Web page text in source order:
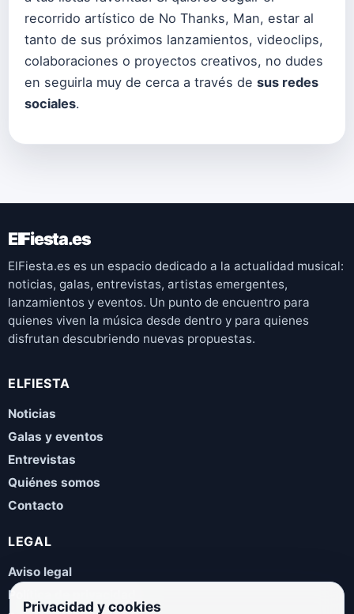
recorrido artístico de No Thanks, Man, estar al
tanto de sus próximos lanzamientos, videoclips,
colaboraciones o proyectos creativos, no dudes
en seguirla muy de cerca a través de sus redes
sociales.
ElFiesta.es
ElFiesta.es es un espacio dedicado a la actualidad musical:
noticias, galas, entrevistas, artistas emergentes,
lanzamientos y eventos. Un punto de encuentro para
quienes viven la música desde dentro y para quienes
disfrutan descubriendo nuevas propuestas.
ELFIESTA
Noticias
Galas y eventos
Entrevistas
Quiénes somos
Contacto
LEGAL
Aviso legal
Política de privacidad
Privacidad y cookies